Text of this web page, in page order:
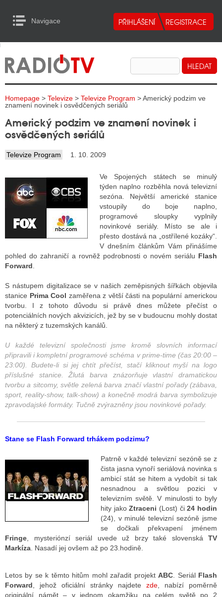
Navigace
RADIA
TELEVIZE
INTERNET
TISK
RADIA
RÁDIÍ
RÁDIÍ
VYSÍLAČE
TELEVIZE
VYSÍLAČE
INTERNET
RÁDIA
STRÁNKY RÁDIÍ
STRÁNKY TV
STÁT BLOGEREM
DISKUTÉRA NA RADIOTV
STARŠÍCH DISKUZÍ
to Content
Homepage > Televize > Televize Program > Americký podzim ve
znamení novinek i osvědčených seriálů
Americký podzim ve znamení novinek i
osvědčených seriálů
Televize Program 1. 10. 2009
Ve Spojených státech se minulý
týden naplno rozběhla nová televizní
sezóna. Největší americké stanice
vstoupily do boje naplno,
programové sloupky vyplnily
novinkové seriály. Místo se ale i
přesto dostává na „ostřílené kozáky“.
V dnešním článkům Vám přinášíme
pohled do zahraničí a rovněž podrobnosti o novém seriálu Flash
Forward
S nástupem digitalizace se v našich zeměpisných šířkách objevila
stanice Prima Cool zaměřena z větší části na populární americkou
tvorbu. I z tohoto důvodu si právě dnes můžete přečíst o
potenciálních nových akvizicích, jež by se v budoucnu mohly dostat
na některý z tuzemských kanálů.
U každé televizní společnosti jsme kromě slovních informací
připravili i kompletní programové schéma v prime-time (čas 20:00 –
23:00). Budete-li si jej chtít přečíst, stačí kliknout myší na logo
příslušné stanice. Žlutá barva znázorňuje vlastní dramatickou
tvorbu a sitcomy, světle zelená barva značí vlastní pořady (zábava,
sport, reality-show, talk-show) a konečně modrá barva symbolizuje
zpravodajské formáty. Tučně zvýrazněny jsou novinkové pořady.
Stane se Flash Forward trhákem podzimu?
Patrně v každé televizní sezóně se z
čista jasna vynoří seriálová novinka s
ambicí stát se hitem a vydobít si tak
nesnadnou a světlou pozici v
televizním světě. V minulosti to byly
hity jakoZtraceni (Lost) či24 hodin
(24), v minulé televizní sezóně jsme
se dočkali překvapení jménem
Fringe , mysteriónzí seriál uvede už brzy také slovenská TV
Markíza . Nasadí jej ovšem až po 23.hodině.
Letos by se k těmto hitům mohl zařadit projektABC . Seriál Flash
Forward , jehož oficiální stránky najdete zde , nabízí poměrně
originální námět – v jednom okamžiku na celém světě po 2